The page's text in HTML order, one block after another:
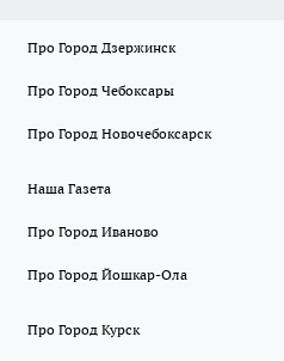
Про Город Дзержинск
Про Город Чебоксары
Про Город Новочебоксарск
Наша Газета
Про Город Иваново
Про Город Йошкар-Ола
Про Город Курск